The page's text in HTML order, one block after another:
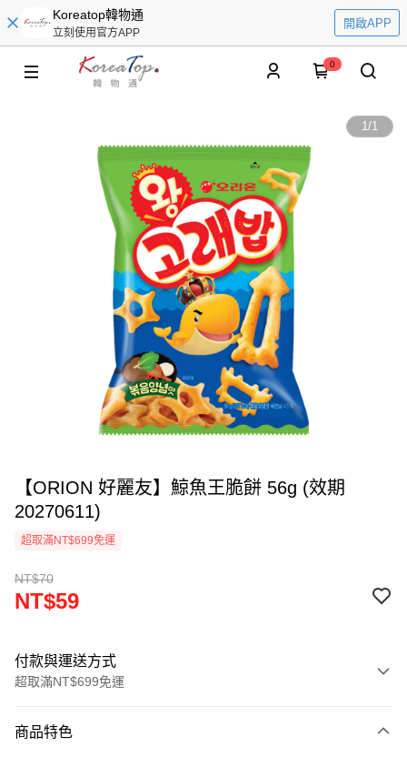
Koreatop韓物通
立刻使用官方APP
開啟APP
0
1/1
【ORION 好麗友】鯨魚王脆餅 56g (效期
20270611)
超取滿NT$699免運
NT$70
NT$59
付款與運送方式
超取滿NT$699免運
信用卡一次付款
商品特色